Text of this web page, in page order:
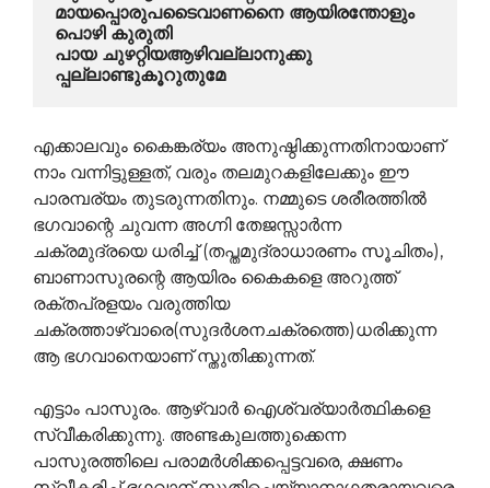
മായപ്പൊരുപടൈവാണനൈ ആയിരന്തോളും
പൊഴി കുരുതി
പായ ചുഴറ്റിയആഴിവല്ലാനുക്കു
പ്പല്ലാണ്ടുകൂറുതുമേ
എക്കാലവും കൈങ്കര്യം അനുഷ്ഠിക്കുന്നതിനായാണ്
നാം വന്നിട്ടുള്ളത്, വരും തലമുറകളിലേക്കും ഈ
പാരമ്പര്യം തുടരുന്നതിനും. നമ്മുടെ ശരീരത്തില്‍
ഭഗവാന്റെ ചുവന്ന അഗ്നി തേജസ്സാര്‍ന്ന
ചക്രമുദ്രയെ ധരിച്ച് (തപ്തമുദ്രാധാരണം സൂചിതം),
ബാണാസുരന്റെ ആയിരം കൈകളെ അറുത്ത്
രക്തപ്രളയം വരുത്തിയ
ചക്രത്താഴ്വാരെ(സുദര്‍ശനചക്രത്തെ)ധരിക്കുന്ന
ആ ഭഗവാനെയാണ് സ്തുതിക്കുന്നത്.
എട്ടാം പാസുരം. ആഴ്വാര്‍ ഐശ്വര്യാര്‍ത്ഥികളെ
സ്വീകരിക്കുന്നു. അണ്ടകുലത്തുക്കെന്ന
പാസുരത്തിലെ പരാമര്‍ശിക്കപ്പെട്ടവരെ, ക്ഷണം